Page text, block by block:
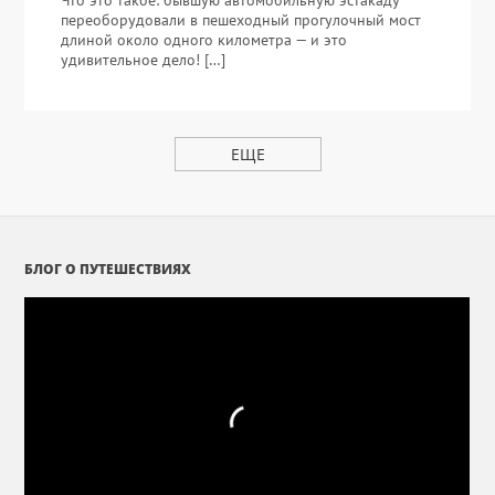
переоборудовали в пешеходный прогулочный мост
длиной около одного километра — и это
удивительное дело! […]
ЕЩЕ
БЛОГ О ПУТЕШЕСТВИЯХ